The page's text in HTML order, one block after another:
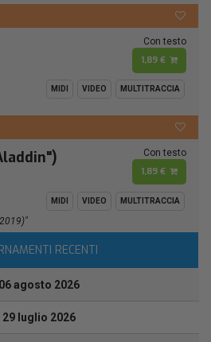
Con testo
1,89 €
MIDI VIDEO MULTITRACCIA
Con testo
1,89 €
MIDI VIDEO MULTITRACCIA
RECENTI
06 agosto 2026
29 luglio 2026